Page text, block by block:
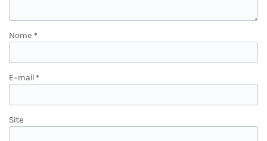
Nome *
E-mail *
Site